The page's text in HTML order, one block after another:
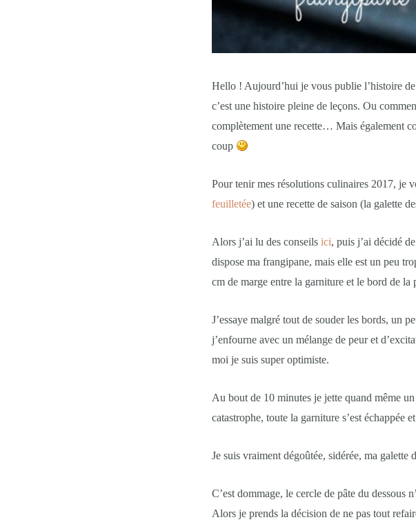
Hello ! Aujourd’hui je vous publie l’histoire
c’est une histoire pleine de leçons. Ou
complètement une recette… Mais également
coup
Pour tenir mes résolutions culinaires 2017, je
feuilletée) et une recette de saison (la galette
Alors j’ai lu des conseils ici, puis j’ai décidé
dispose ma frangipane, mais elle est un peu
cm de marge entre la garniture et le bord de
J’essaye malgré tout de souder les bords, un
j’enfourne avec un mélange de peur et
moi je suis super optimiste.
Au bout de 10 minutes je jette quand même
catastrophe, toute la garniture s’est échappée
Je suis vraiment dégoûtée, sidérée, ma
C’est dommage, le cercle de pâte du dessous
Alors je prends la décision de ne pas tout